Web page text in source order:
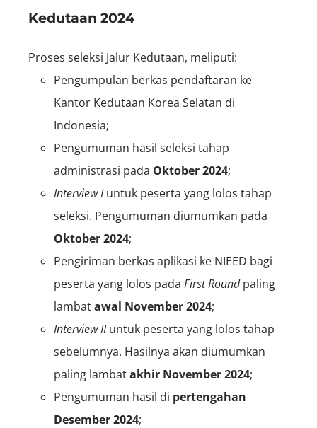
Kedutaan 2024
Proses seleksi Jalur Kedutaan, meliputi:
Pengumpulan berkas pendaftaran ke
Kantor Kedutaan Korea Selatan di
Indonesia;
Pengumuman hasil seleksi tahap
administrasi pada Oktober 2024;
Interview Iuntuk peserta yang lolos tahap
seleksi. Pengumuman diumumkan pada
Oktober 2024;
Pengiriman berkas aplikasi ke NIEED bagi
peserta yang lolos pada FirstRoundpaling
lambatawal November 2024;
Interview IIuntuk peserta yang lolos tahap
sebelumnya. Hasilnya akan diumumkan
paling lambatakhir November 2024;
Pengumuman hasil di pertengahan
Desember 2024;